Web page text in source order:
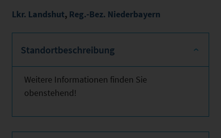
Lkr. Landshut, Reg.-Bez. Niederbayern
Standortbeschreibung
Weitere Informationen finden Sie
obenstehend!